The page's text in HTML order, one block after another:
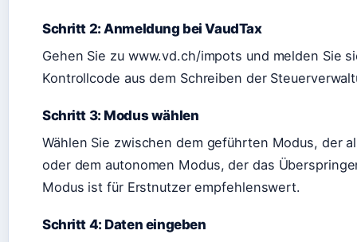
Schritt 2: Anmeldung bei VaudTax
Gehen Sie zu www.vd.ch/impots und melden Sie
Kontrollcode aus dem Schreiben der
Schritt 3: Modus wählen
Wählen Sie zwischen dem geführten Modus, der
oder dem autonomen Modus, der das
Modus ist für Erstnutzer empfehlenswert.
Schritt 4: Daten eingeben